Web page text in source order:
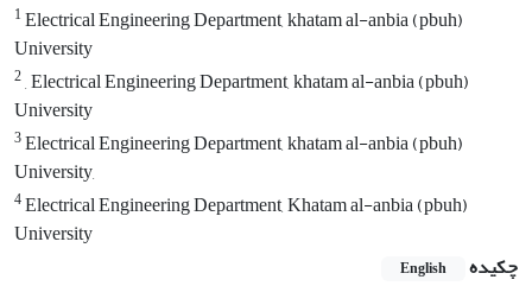
1Electrical Engineering Department, khatam al-anbia (pbuh)
University
2, Electrical Engineering Department, khatam al-anbia (pbuh)
University
3Electrical Engineering Department, khatam al-anbia (pbuh)
University,
4Electrical Engineering Department, Khatam al-anbia (pbuh)
University
چکیده
English